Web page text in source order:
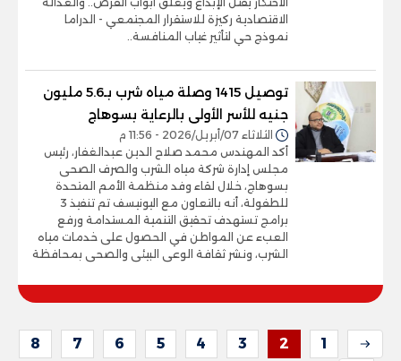
الاقتصادية ركيزة للاستقرار المجتمعي - الدراما
نموذج حي لتأثير غياب المنافسة..
توصيل 1415 وصلة مياه شرب بـ5.6 مليون
جنيه للأسر الأولى بالرعاية بسوهاج
الثلاثاء 07/أبريل/2026 - 11:56 م
أكد المهندس محمد صلاح الدين عبدالغفار، رئيس
مجلس إدارة شركة مياه الشرب والصرف الصحى
بسوهاج، خلال لقاء وفد منظمة الأمم المتحدة
للطفولة، أنه بالتعاون مع اليونيسف تم تنفيذ 3
برامج تستهدف تحقيق التنمية المستدامة ورفع
العبء عن المواطن في الحصول على خدمات مياه
الشرب، ونشر ثقافة الوعى البيئى والصحى بمحافظة
1
2
3
4
5
6
7
8